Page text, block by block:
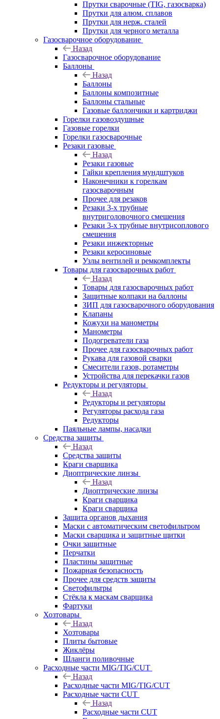
Прутки сварочные (TIG, газосварка)
Прутки для алюм. сплавов
Прутки для нерж. сталей
Прутки для черного металла
Газосварочное оборудование
Назад
Газосварочное оборудование
Баллоны
Назад
Баллоны
Баллоны композитные
Баллоны стальные
Газовые баллончики и картриджи
Горелки газовоздушные
Газовые горелки
Горелки газосварочные
Резаки газовые
Назад
Резаки газовые
Гайки крепления мундштуков
Наконечники к горелкам
газосварочным
Прочее для резаков
Резаки 3-х трубные
внутриголовочного смешения
Резаки 3-х трубные внутрисоплового
смешения
Резаки инжекторные
Резаки керосиновые
Узлы вентилей и ремкомплекты
Товары для газосварочных работ
Назад
Товары для газосварочных работ
Защитные колпаки на баллоны
ЗИП для газосварочного оборудования
Клапаны
Кожухи на манометры
Манометры
Подогреватели газа
Прочее для газосварочных работ
Рукава для газовой сварки
Смесители газов, ротаметры
Устройства для перекачки газов
Редукторы и регуляторы
Назад
Редукторы и регуляторы
Регуляторы расхода газа
Редукторы
Паяльные лампы, насадки
Средства защиты
Назад
Средства защиты
Краги сварщика
Диоптрические линзы
Назад
Диоптрические линзы
Краги сварщика
Краги сварщика
Защита органов дыхания
Маски с автоматическим светофильтром
Маски сварщика и защитные щитки
Очки защитные
Перчатки
Пластины защитные
Пожарная безопасность
Прочее для средств защиты
Светофильтры
Стёкла к маскам сварщика
Фартуки
Хозтовары
Назад
Хозтовары
Плиты бытовые
Жиклёры
Шланги поливочные
Расходные части MIG/TIG/CUT
Назад
Расходные части MIG/TIG/CUT
Расходные части CUT
Назад
Расходные части CUT